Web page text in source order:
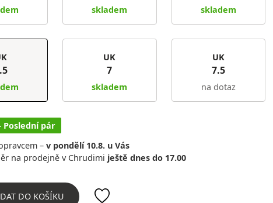
skladem skladem
UK
7
skladem
UK
7.5
na dotaz
Poslední pár
– v pondělí 10.8. u Vás
na prodejně v Chrudimi ještě dnes do 17.00
DO KOŠÍKU